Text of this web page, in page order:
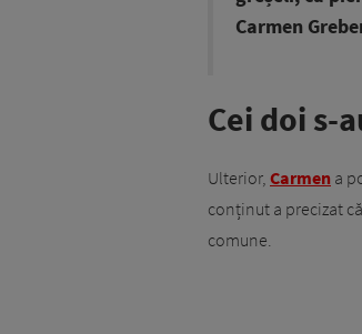
Carmen
Cei doi s-
Ulterior, Carmen a
conținut a precizat
comune.